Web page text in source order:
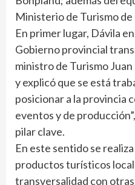
Ministerio de Turismo
En primer lugar, Dávila
Gobierno provincial
ministro de Turismo
y explicó que se está
posicionar a la provincia
eventos y de
pilar clave.
En este sentido se
productos turísticos
transversalidad con